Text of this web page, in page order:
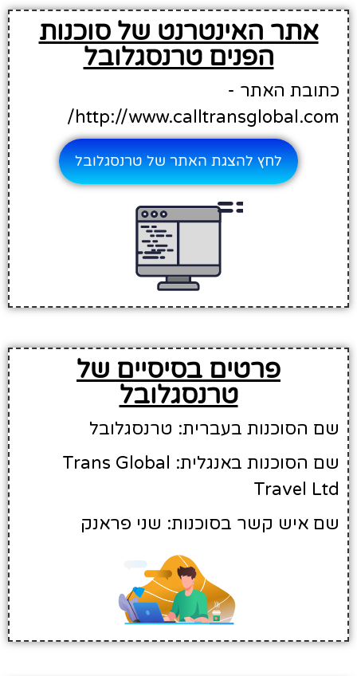
אתר האינטרנט של סוכנות
הפנים טרנסגלובל
כתובת האתר -
http://www.calltransglobal.com/
לחץ להצגת האתר של טרנסגלובל
פרטים בסיסיים של
טרנסגלובל
שם הסוכנות בעברית: טרנסגלובל
שם הסוכנות באנגלית: Trans Global
Travel Ltd
שם איש קשר בסוכנות: שני פראנק